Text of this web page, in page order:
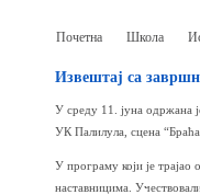
Почетна Школа
Извештај са
У среду 11. јуна одржана
УК Палилула, сцена
У програму који је
наставницима.